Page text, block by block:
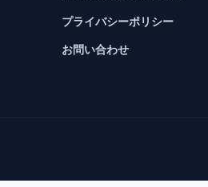
プライバシーポリシー
お問い合わせ